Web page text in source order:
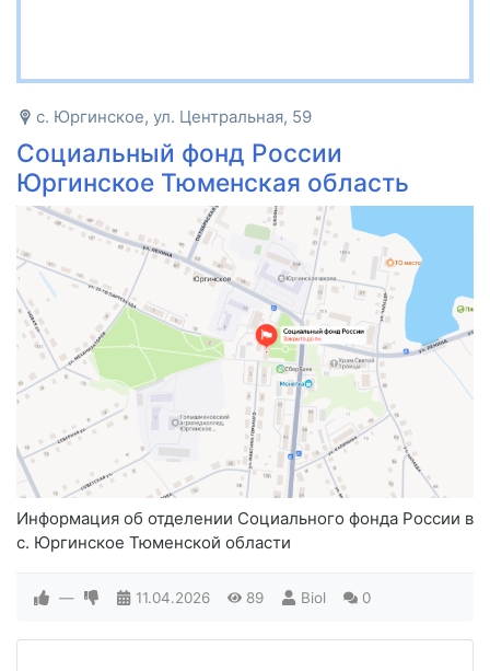
с. Юргинское, ул. Центральная, 59
Социальный фонд России
Юргинское Тюменская область
Информация об отделении Социального фонда России в
с. Юргинское Тюменской области
— 11.04.2026 89 Biol 0